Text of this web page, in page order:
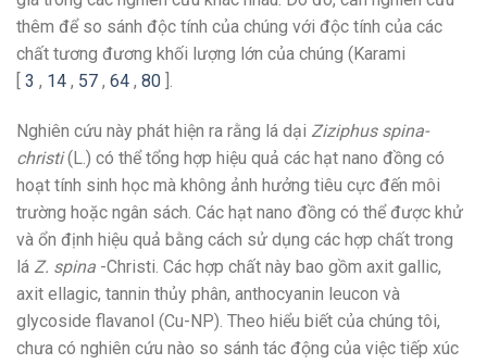
thêm để so sánh độc tính của chúng với độc tính của các
chất tương đương khối lượng lớn của chúng (Karami
3 , 14 , 57 , 64 , 80 ].
Nghiên cứu này phát hiện ra rằng lá dại Ziziphus spina-
christi(L.) có thể tổng hợp hiệu quả các hạt nano đồng có
hoạt tính sinh học mà không ảnh hưởng tiêu cực đến môi
trường hoặc ngân sách. Các hạt nano đồng có thể được khử
và ổn định hiệu quả bằng cách sử dụng các hợp chất trong
lá Z. spina -Christi. Các hợp chất này bao gồm axit gallic,
axit ellagic, tannin thủy phân, anthocyanin leucon và
glycoside flavanol (Cu-NP). Theo hiểu biết của chúng tôi,
chưa có nghiên cứu nào so sánh tác động của việc tiếp xúc